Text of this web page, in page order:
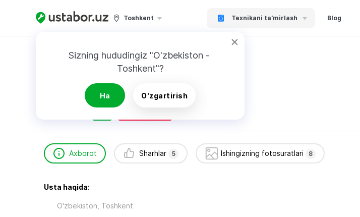
Toshkent Texnikani ta’mirlash Blog
Sizning hududingiz "O'zbekiston -
Toshkent"?
Ha O'zgartirish
Bosh sahifa Texnikani ta’mirlash Ахрор
Axborot Sharhlar 5 Ishingizning fotosuratlari 8
Usta haqida:
O'zbekiston, Toshkent